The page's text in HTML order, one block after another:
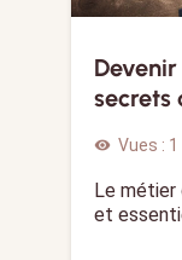
secrets
visibility Vues : 1
Le métier
et